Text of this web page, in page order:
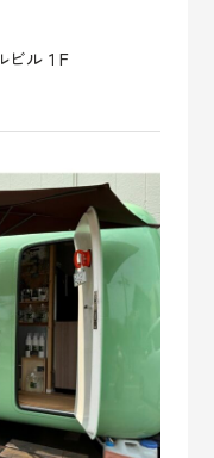
ビル１F